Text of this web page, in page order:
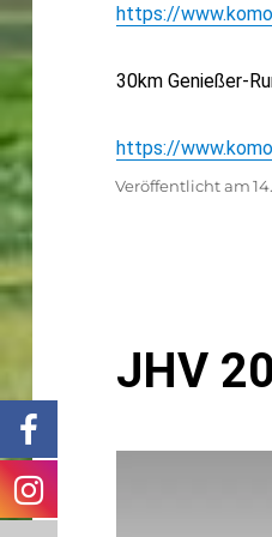
https://
30km Genießer-
https://
Autor
Veröffentlicht am
JHV